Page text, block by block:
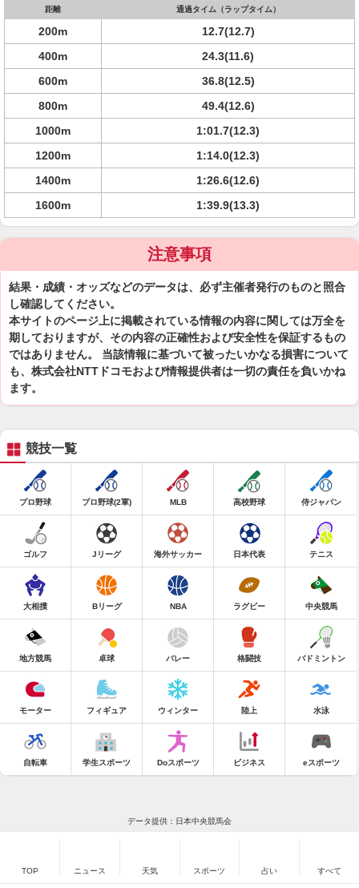
距離 通過タイム（ラップタイム）
200m
12.7(12.7)
400m
24.3(11.6)
600m
36.8(12.5)
800m
49.4(12.6)
1000m
1:01.7(12.3)
1200m
1:14.0(12.3)
1400m
1:26.6(12.6)
1600m
1:39.9(13.3)
注意事項
結果・成績・オッズなどのデータは、必ず主催者発行のものと照合
し確認してください。
本サイトのページ上に掲載されている情報の内容に関しては万全を
期しておりますが、その内容の正確性および安全性を保証するもの
ではありません。 当該情報に基づいて被ったいかなる損害について
も、株式会社NTTドコモおよび情報提供者は一切の責任を負いかね
ます。
競技一覧
プロ野球 プロ野球(2軍) MLB 高校野球 侍ジャパン
ゴルフ Jリーグ 海外サッカー 日本代表 テニス
大相撲 Bリーグ NBA ラグビー 中央競馬
地方競馬 卓球 バレー 格闘技 バドミントン
モーター フィギュア ウィンター 陸上 水泳
自転車 学生スポーツ Doスポーツ ビジネス eスポーツ
データ提供：日本中央競馬会
TOP ニュース 天気 スポーツ 占い すべて